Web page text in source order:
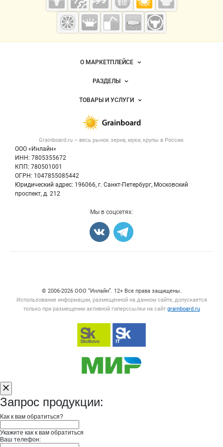
Grainboard.ru
— зерно и
мука
Важные разделы и контакты
Grainboard.ru – весь рынок зерна, муки, крупы в России.
ООО «Инлайн»
ИНН: 7805355672
КПП: 780501001
ОГРН: 1047855085442
Юридический адрес: 196066, г. Санкт-Петербург, Московский
проспект, д. 212
Навигация по сайтуО МАРКЕТПЛЕЙСЕ
Новости Grainboard.ru
Размещение рекламы
Публичная оферта
Контактная информация
Политика обработки персональных данных
РАЗДЕЛЫ
Объявления
Новости рынка
ТОВАРЫ И УСЛУГИ
Крупы
Мука
Мы в соцсетях:
© 2006‑2026 ООО “Инлайн”. 12+ Все права защищены.
Использование информации, размещенной на данном сайте, допускается
только при размещении активной гиперссылки на сайт grainboard.ru
Запрос продукции:
Как к вам обратиться?
Укажите как к вам обратиться
Ваш телефон: